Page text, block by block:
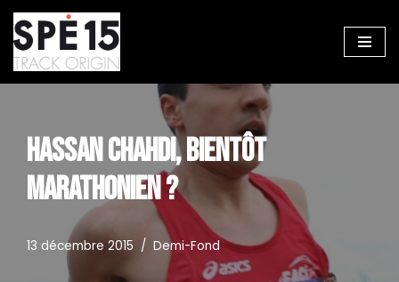
Aller
au
HASSAN CHAHDI, BIENTÔT
MARATHONIEN ?
13 décembre 2015 Demi-Fond